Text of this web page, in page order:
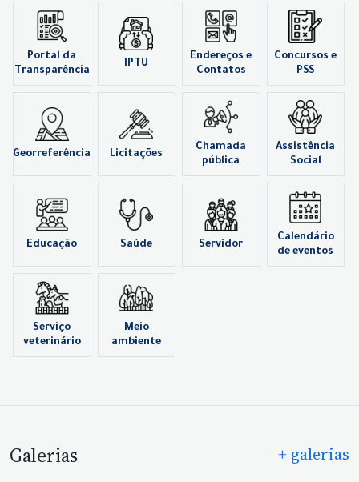
Portal da
Transparência
IPTU
Endereços e
Contatos
Concursos e
PSS
Georreferência Licitações
Chamada
pública
Assistência
Social
Educação Saúde Servidor
Calendário
de eventos
Serviço
veterinário
Meio
ambiente
Galerias + galerias